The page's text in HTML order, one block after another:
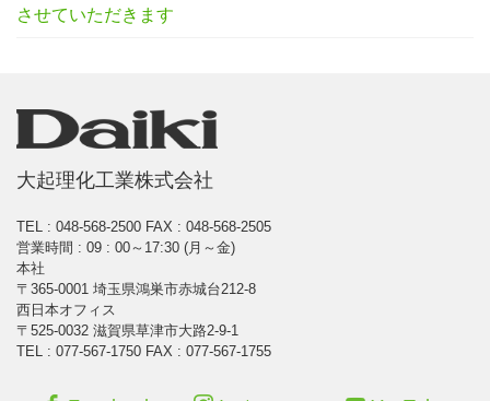
させていただきます
大起理化工業株式会社
TEL : 048-568-2500 FAX : 048-568-2505
営業時間 : 09 : 00～17:30 (月～金)
本社
〒365-0001 埼玉県鴻巣市赤城台212-8
西日本オフィス
〒525-0032 滋賀県草津市大路2-9-1
TEL : 077-567-1750 FAX : 077-567-1755